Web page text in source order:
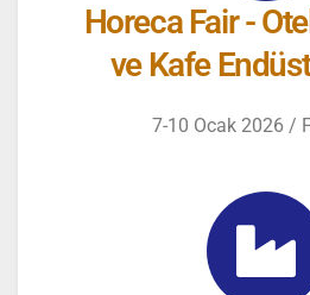
Horeca Fair -
ve Kafe
7-10 Ocak 2026 /